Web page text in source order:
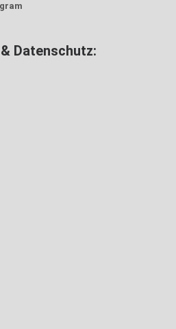
Datenschutz: